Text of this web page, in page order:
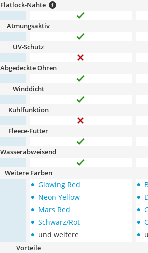
Flatlock-Nähte
Atmungsaktiv
UV-Schutz
Abgedeckte Ohren
Winddicht
Kühlfunktion
Fleece-Futter
Wasserabweisend
Weitere Farben
• Glowing Red
• Neon Yellow
• Mars Red
• Schwarz/Rot
• und weitere
•
•
•
•
•
Vorteile